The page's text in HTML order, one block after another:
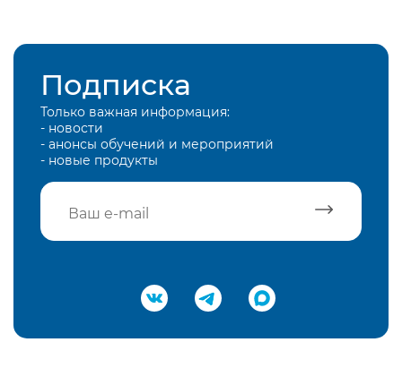
Подписка
Только важная информация:
- новости
- анонсы обучений и мероприятий
- новые продукты
Подтвердить e-mail